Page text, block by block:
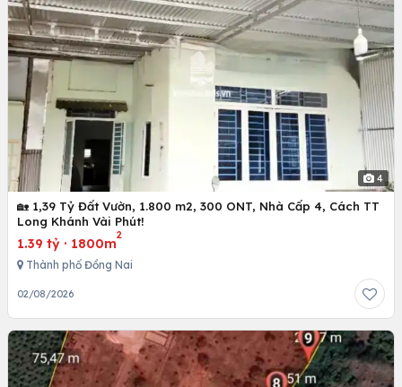
4
🏡 1,39 Tỷ Đất Vườn, 1.800 m2, 300 ONT, Nhà Cấp 4, Cách TT
Long Khánh Vài Phút!
1.39 tỷ · 1800m
2
Thành phố Đồng Nai
02/08/2026